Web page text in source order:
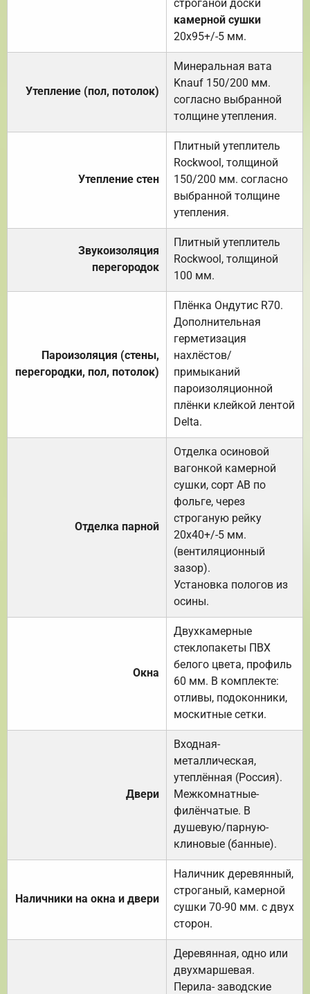
строганой доски
камерной сушки
20х95+/-5 мм.
Утепление (пол, потолок)
Минеральная вата
Knauf 150/200 мм.
согласно выбранной
толщине утепления.
Утепление стен
Плитный утеплитель
Rockwool, толщиной
150/200 мм. согласно
выбранной толщине
утепления.
Звукоизоляция
перегородок
Плитный утеплитель
Rockwool, толщиной
100 мм.
Пароизоляция (стены,
перегородки, пол, потолок)
Плёнка Ондутис R70.
Дополнительная
герметизация
нахлёстов/
примыканий
пароизоляционной
плёнки клейкой лентой
Delta.
Отделка парной
Отделка осиновой
вагонкой камерной
сушки, сорт АВ по
фольге, через
строганую рейку
20х40+/-5 мм.
(вентиляционный
зазор).
Установка пологов из
осины.
Окна
Двухкамерные
стеклопакеты ПВХ
белого цвета, профиль
60 мм. В комплекте:
отливы, подоконники,
москитные сетки.
Двери
Входная-
металлическая,
утеплённая (Россия).
Межкомнатные-
филёнчатые. В
душевую/парную-
клиновые (банные).
Наличники на окна и двери
Наличник деревянный,
строганый, камерной
сушки 70-90 мм. с двух
сторон.
Деревянная, одно или
двухмаршевая.
Перила- заводские